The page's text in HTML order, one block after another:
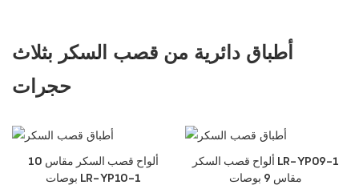
أطباق دائرية من قصب السكر بثلاث
حجرات
ألواح قصب السكر مقاس 10
بوصات LR-YP10-1
ألواح قصب السكر LR-YP09-1
مقاس 9 بوصات